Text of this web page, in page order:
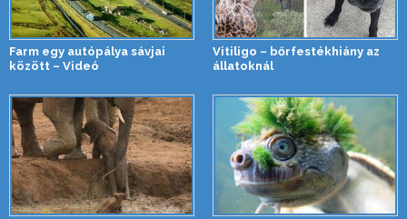
Farm egy autópálya sávjai
között – Videó
Vitiligo – bőrfestékhiány az
állatoknál